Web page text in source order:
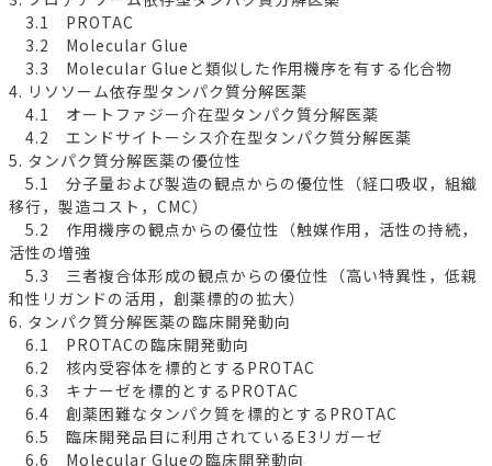
3.1 PROTAC
3.2 Molecular Glue
3.3 Molecular Glueと類似した作用機序を有する化合物
4. リソソーム依存型タンパク質分解医薬
4.1 オートファジー介在型タンパク質分解医薬
4.2 エンドサイトーシス介在型タンパク質分解医薬
5. タンパク質分解医薬の優位性
5.1 分子量および製造の観点からの優位性（経口吸収，組織
移行，製造コスト，CMC）
5.2 作用機序の観点からの優位性（触媒作用，活性の持続，
活性の増強
5.3 三者複合体形成の観点からの優位性（高い特異性，低親
和性リガンドの活用，創薬標的の拡大）
6. タンパク質分解医薬の臨床開発動向
6.1 PROTACの臨床開発動向
6.2 核内受容体を標的とするPROTAC
6.3 キナーゼを標的とするPROTAC
6.4 創薬困難なタンパク質を標的とするPROTAC
6.5 臨床開発品目に利用されているE3リガーゼ
6.6 Molecular Glueの臨床開発動向